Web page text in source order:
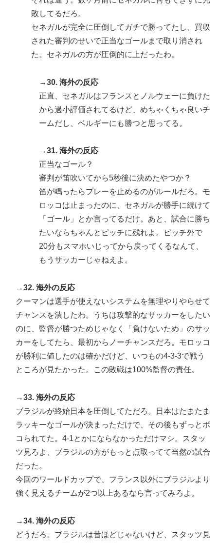
敗してるだろ。
セネガルが完全に圧倒してガチで勝ってたし、買収
された審判のせいで正当なゴールまで取り消され
た。セネガルの方が圧倒的に上だったわ。
→30. 海外の反応
正直、セネガルはフランスとノルウェーに負けた
から過小評価されてるけど、めちゃくちゃ良いチ
ームだし、ベルギーにも勝つと思ってる。
→31. 海外の反応
正当なゴール？
審判が笛吹いてから5秒後に決めたやつか？
笛が鳴ったらプレーを止めるのがルールだろ。モ
ロッコは止まったのに、セネガルが勝手に続けて
「ゴール」とか言ってるだけ。あと、試合に勝ち
たいならちゃんとピッチに残れよ。ピッチ外で
20分もスマホいじってから戻ってくるなんて、
もうサッカーじゃねえよ。
→32. 海外の反応
クーマンは選手が使えないシステムを無理やりやらせて
チャンスを潰したわ。うちは攻撃的なサッカーをしたい
のに、監督が勝つためじゃなく「負けないため」のサッ
カーをしてたら、最初からノーチャンスだろ。モロッコ
が勝利に値したのは確かだけど、いつもの4-3-3で戦う
ところが見たかった。この敗戦は100%監督の責任。
→33. 海外の反応
ブラジルが終始日本を圧倒してただろ。日本はたまたま
ラッキーなゴールが決まっただけで、その後もずっとボ
コられてた。4-1とかにならなかっただけマシ。スタッ
ツ見ろよ、ブラジルの方がもっと点取ってて当然の試合
だった。
今回のワールドカップで、フランス以外にブラジルより
強く見えるチームが2つ以上あるなら言ってみろよ。
→34. 海外の反応
どうだろ。ブラジルは昔ほどじゃないけど、スタッツ見